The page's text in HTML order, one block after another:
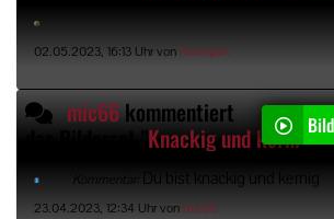
02.05.2023, 16:13 Uhr von Novopan
mic66kommentiert
Knackig und kernig oder?
Kommentar: Du bist knackig und kernig
23.04.2023, 12:34 Uhr vonmic66